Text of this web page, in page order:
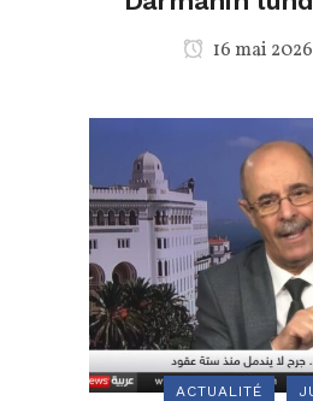
16 mai
ACTUALITÉ